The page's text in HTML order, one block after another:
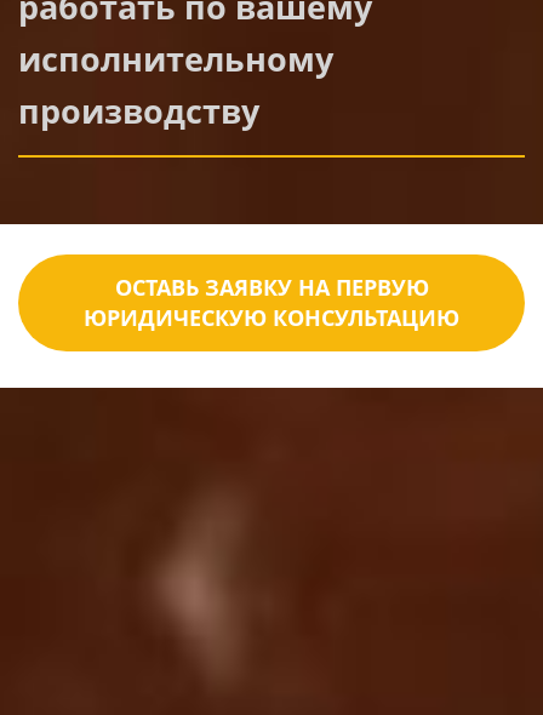
исполнительному
производству
ОСТАВЬ ЗАЯВКУ НА ПЕРВУЮ
ЮРИДИЧЕСКУЮ КОНСУЛЬТАЦИЮ